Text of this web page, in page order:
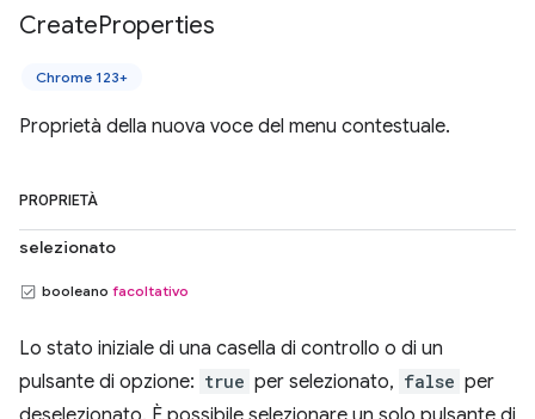
CreateProperties
Chrome 123+
Proprietà della nuova voce del menu contestuale.
PROPRIETÀ
selezionato
booleano facoltativo
Lo stato iniziale di una casella di controllo o di un
pulsante di opzione: true per selezionato, false per